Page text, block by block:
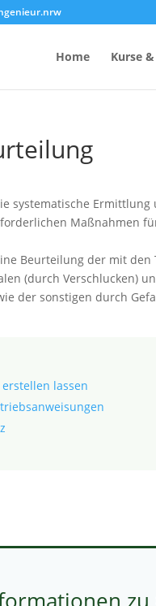
Home Kurse
Brandschutzhelfer
Rechner
eines
systematische
Maßnahmen
Beurteilung der mit
(durch Verschlucken)
der sonstigen durch
lassen